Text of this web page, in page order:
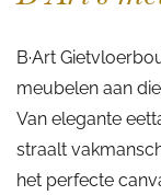
B·Art
meubelen aan
Van elegante
straalt
het perfecte